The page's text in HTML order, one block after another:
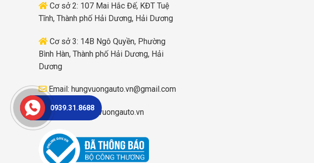
Cơ sở 2: 107 Mai Hắc Đế, KĐT Tuệ
Tĩnh, Thành phố Hải Dương, Hải Dương
Cơ sở 3: 14B Ngô Quyền, Phường
Bình Hàn, Thành phố Hải Dương, Hải
Dương
Email: hungvuongauto.vn@gmail.com
Website:hungvuongauto.vn
0939.31.8688